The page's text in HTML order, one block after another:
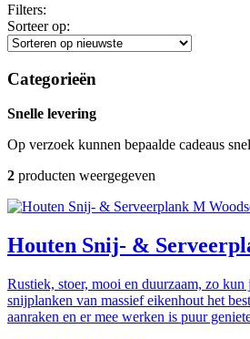
Filters:
Sorteer op:
Categorieën
Snelle levering
Op verzoek kunnen bepaalde cadeaus
2 producten weergegeven
Houten Snij- &
Rustiek, stoer, mooi en duurzaam, zo
snijplanken van massief eikenhout het
aanraken en er mee werken is puur